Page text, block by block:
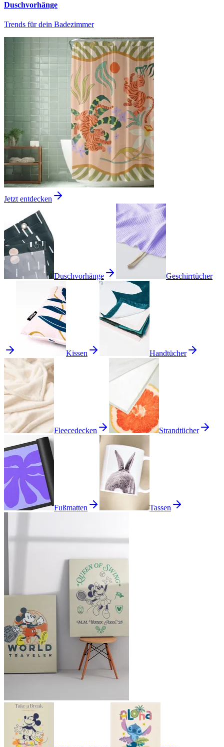
Duschvorhänge
Trends für dein Badezimmer
Jetzt entdecken
Duschvorhänge Geschirrtücher
Kissen Handtücher
Fleecedecken Strandtücher
Fußmatten Tassen